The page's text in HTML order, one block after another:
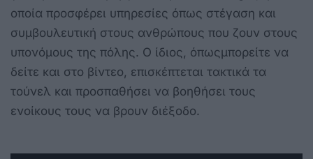
οποία προσφέρει υπηρεσίες όπως στέγαση και
συμβουλευτική στους ανθρώπους που ζουν στους
υπονόμους της πόλης. Ο ίδιος, όπωςμπορείτε να
δείτε και στο βίντεο, επισκέπτεται τακτικά τα
τούνελ και προσπαθήσει να βοηθήσει τους
ενοίκους τους να βρουν διέξοδο.